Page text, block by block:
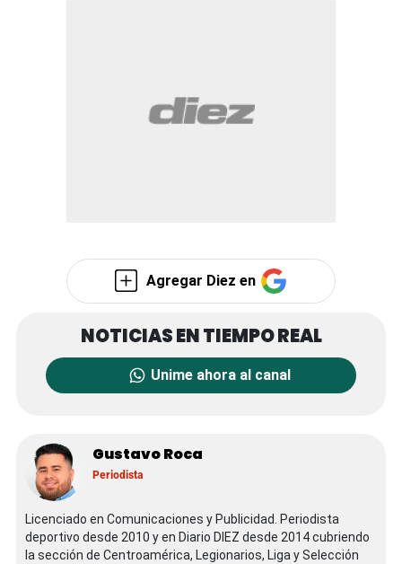
Agregar Diez en
Unime ahora al canal
Gustavo Roca
Periodista
Licenciado en Comunicaciones y Publicidad. Periodista
deportivo desde 2010 y en Diario DIEZ desde 2014 cubriendo
la sección de Centroamérica, Legionarios, Liga y Selección